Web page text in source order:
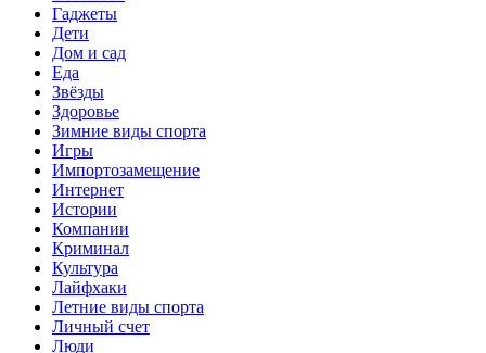
Гаджеты
Дети
Дом и сад
Еда
Звёзды
Здоровье
Зимние виды спорта
Игры
Импортозамещение
Интернет
Истории
Компании
Криминал
Культура
Лайфхаки
Летние виды спорта
Личный счет
Люди